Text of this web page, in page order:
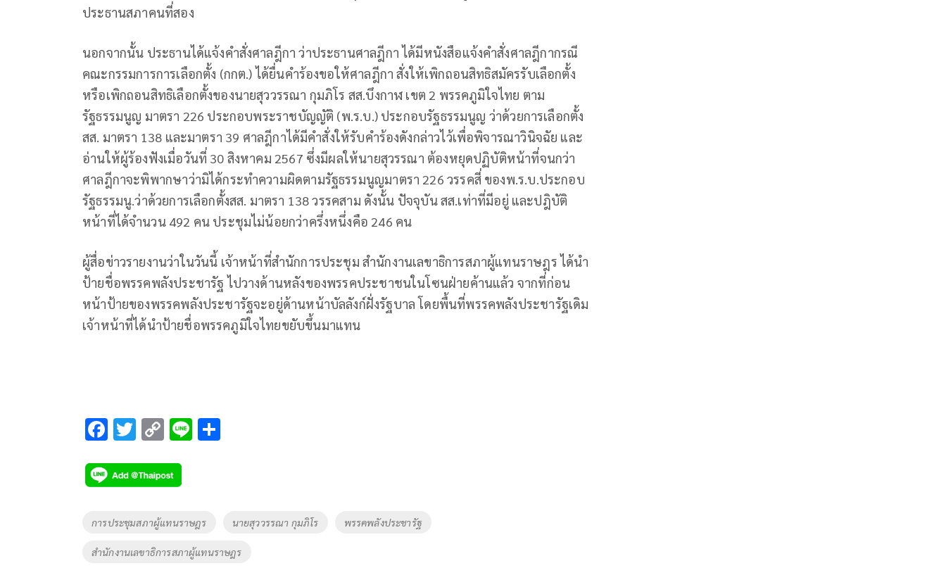
ประธานสภาคนที่สอง
นอกจากนั้น ประธานได้แจ้งคำสั่งศาลฎีกา ว่าประธานศาลฎีกา ได้มีหนังสือแจ้งคำสั่งศาลฎีกากรณี
คณะกรรมการการเลือกตั้ง (กกต.) ได้ยื่นคำร้องขอให้ศาลฎีกา สั่งให้เพิกถอนสิทธิสมัครรับเลือกตั้ง
หรือเพิกถอนสิทธิเลือกตั้งของนายสุววรรณา กุมภิโร สส.บึงกาฬ เขต 2 พรรคภูมิใจไทย ตาม
รัฐธรรมนูญ มาตรา 226 ประกอบพระราชบัญญัติ (พ.ร.บ.) ประกอบรัฐธรรมนูญ ว่าด้วยการเลือกตั้ง
สส. มาตรา 138 และมาตรา 39 ศาลฎีกาได้มีคำสั่งให้รับคำร้องดังกล่าวไว้เพื่อพิจารณาวินิจฉัย และ
อ่านให้ผู้ร้องฟังเมื่อวันที่ 30 สิงหาคม 2567 ซึ่งมีผลให้นายสุวรรณา ต้องหยุดปฏิบัติหน้าที่จนกว่า
ศาลฎีกาจะพิพากษาว่ามิได้กระทำความผิดตามรัฐธรรมนูญมาตรา 226 วรรคสี่ ของพ.ร.บ.ประกอบ
รัฐธรรมนู.ว่าด้วยการเลือกตั้งสส. มาตรา 138 วรรคสาม ดังนั้น ปัจจุบัน สส.เท่าที่มีอยู่ และปฎิบัติ
หน้าที่ได้จำนวน 492 คน ประชุมไม่น้อยกว่าครึ่งหนึ่งคือ 246 คน
ผู้สื่อข่าวรายงานว่าในวันนี้ เจ้าหน้าที่สำนักการประชุม สำนักงานเลขาธิการสภาผู้แทนราษฎร ได้นำ
ป้ายชื่อพรรคพลังประชารัฐ ไปวางด้านหลังของพรรคประชาชนในโซนฝ่ายค้านแล้ว จากที่ก่อน
หน้าป้ายของพรรคพลังประชารัฐจะอยู่ด้านหน้าบัลลังก์ฝั่งรัฐบาล โดยพื้นที่พรรคพลังประชารัฐเดิม
เจ้าหน้าที่ได้นำป้ายชื่อพรรคภูมิใจไทยขยับขึ้นมาแทน
F
e
b
o
o
k
T
tt
er
C
p
y
Li
k
Li
Tags
การประชุมสภาผู้แทนราษฎร นายสุววรรณา กุมภิโร พรรคพลังประชารัฐ
สำนักงานเลขาธิการสภาผู้แทนราษฎร